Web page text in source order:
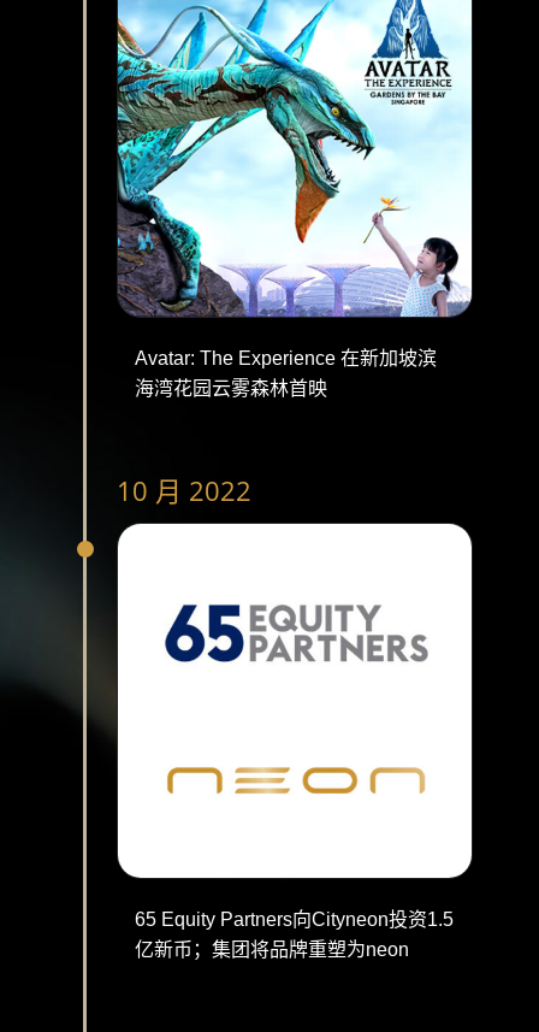
Avatar: The Experience 在新加坡滨
海湾花园云雾森林首映
10 月 2022
65 Equity Partners向Cityneon投资1.5
亿新币；集团将品牌重塑为neon